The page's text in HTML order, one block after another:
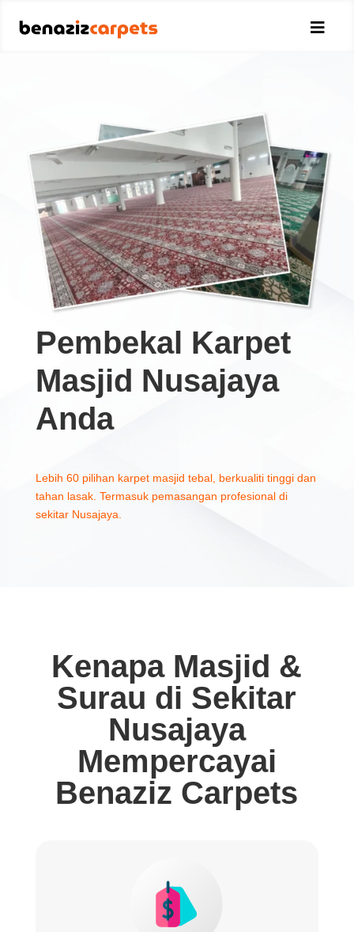

Pembekal Karpet
Masjid Nusajaya
Anda
Lebih 60 pilihan karpet masjid tebal, berkualiti tinggi dan
tahan lasak. Termasuk pemasangan profesional di
sekitar Nusajaya.
Kenapa Masjid &
Surau di Sekitar
Nusajaya
Mempercayai
Benaziz Carpets